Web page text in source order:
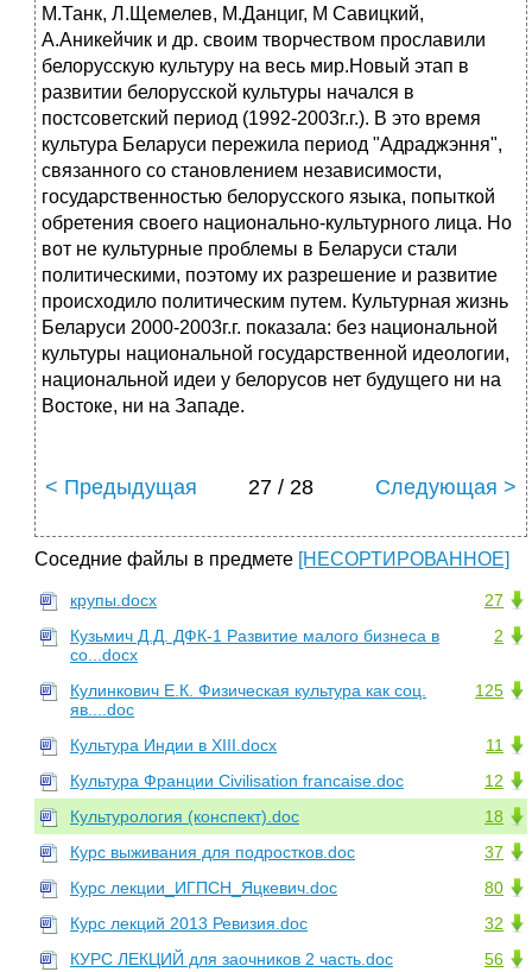
М.Танк, Л.Щемелев, М.Данциг, М Савицкий,
А.Аникейчик и др. своим творчеством прославили
белорусскую культуру на весь мир.Новый этап в
развитии белорусской культуры начался в
постсоветский период (1992-2003г.г.). В это время
культура Беларуси пережила период "Адраджэння",
связанного со становлением независимости,
государственностью белорусского языка, попыткой
обретения своего национально-культурного лица. Но
вот не культурные проблемы в Беларуси стали
политическими, поэтому их разрешение и развитие
происходило политическим путем. Культурная жизнь
Беларуси 2000-2003г.г. показала: без национальной
культуры национальной государственной идеологии,
национальной идеи у белорусов нет будущего ни на
Востоке, ни на Западе.
< Предыдущая 27 / 28 Следующая >
Соседние файлы в предмете [НЕСОРТИРОВАННОЕ]
27
крупы.docx
2
Кузьмич Д.Д. ДФК-1 Развитие малого бизнеса в
со...docx
125
Кулинкович Е.К. Физическая культура как соц.
яв....doc
11
Культура Индии в XIII.docx
12
Культура Франции Civilisation francaise.doc
18
Культурология (конспект).doc
37
Курс выживания для подростков.doc
80
Курс лекции_ИГПСН_Яцкевич.doc
32
Курс лекций 2013 Ревизия.doc
56
КУРС ЛЕКЦИЙ для заочников 2 часть.doc